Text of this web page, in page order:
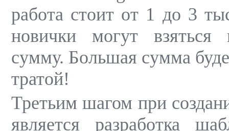
работа стоит от 1 до 3
новички могут
сумму. Большая сумма
тратой!
Третьим шагом при
является разработка